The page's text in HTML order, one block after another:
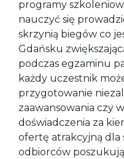
programy
nauczyć się
skrzynią biegów co
Gdańsku
podczas egzaminu
każdy uczestnik
przygotowanie
zaawansowania czy
doświadczenia za
ofertę atrakcyjną dla
odbiorców